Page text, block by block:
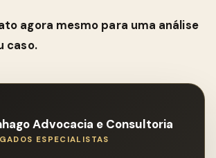
agora mesmo para uma análise
caso.
Advocacia e Consultoria
ESPECIALISTAS